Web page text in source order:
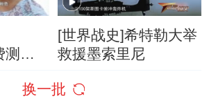
[世界战史]希特勒大举
救援墨索里尼
换一批